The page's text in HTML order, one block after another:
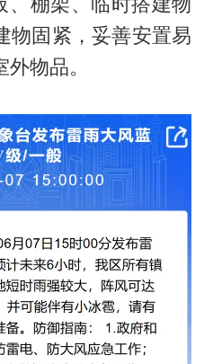
物固紧，妥善安置易
物品。